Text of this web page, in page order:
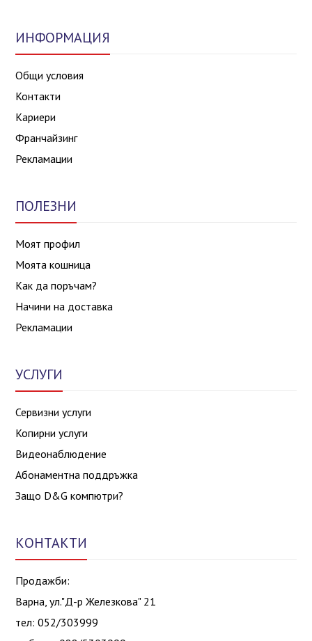
ИНФОРМАЦИЯ
Общи условия
Контакти
Кариери
Франчайзинг
Рекламации
ПОЛЕЗНИ
Моят профил
Моята кошница
Как да поръчам?
Начини на доставка
Рекламации
УСЛУГИ
Сервизни услуги
Копирни услуги
Видеонаблюдение
Абонаментна поддръжка
Защо D&G компютри?
КОНТАКТИ
Продажби:
Варна, ул."Д-р Железкова" 21
тел: 052/303999